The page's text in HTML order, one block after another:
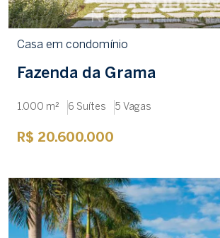
Casa em condomínio
Fazenda da Grama
1.000 m² 6 Suítes 5 Vagas
R$ 20.600.000